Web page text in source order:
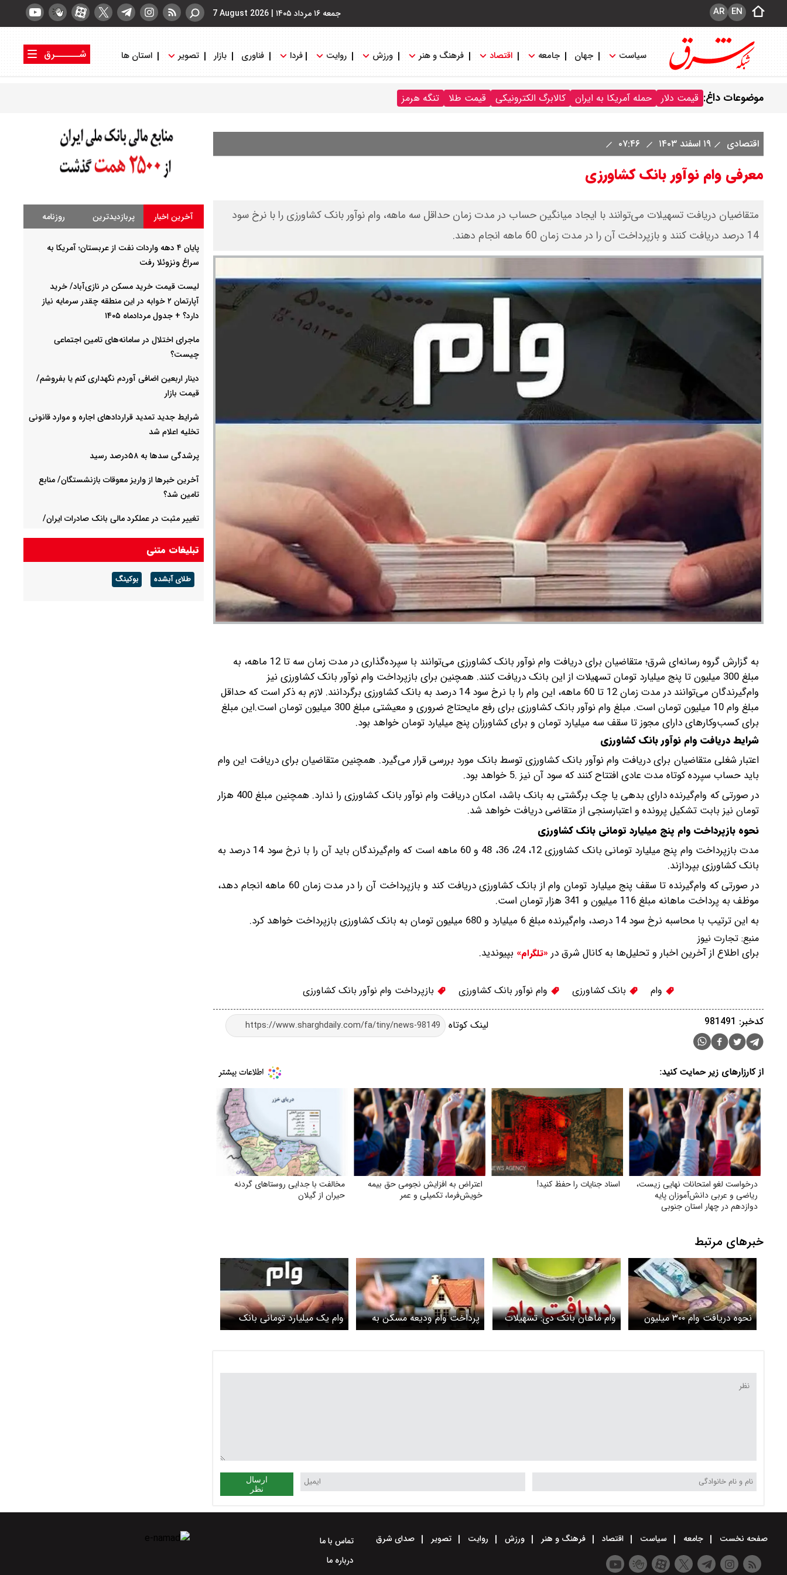
جمعه ۱۶ مرداد ۱۴۰۵ |
7 August 2026 EN
AR
سیاست جهان جامعه اقتصاد فرهنگ و هنر ورزش روایت فردا فناوری بازار تصویر استان ها
شــــــرق
موضوعات داغ: قیمت دلار حمله آمریکا به ایران کالابرگ الکترونیکی قیمت طلا تنگه هرمز
اقتصادی ۱۹ اسفند ۱۴۰۳
معرفی وام نوآور بانک کشاورزی
متقاضیان دریافت تسهیلات می‌توانند با ایجاد میانگین حساب در مدت زمان حداقل سه ماهه، وام نوآور بانک کشاورزی را با نرخ سود
14 درصد دریافت کنند و بازپرداخت آن را در مدت زمان 60 ماهه انجام دهند.
به گزارش گروه رسانه‌ای شرق؛ متقاضیان برای دریافت وام نوآور بانک کشاورزی می‌توانند با سپرده‌گذاری در مدت زمان سه تا 12 ماهه، به
مبلغ 300 میلیون تا پنج میلیارد تومان تسهیلات از این بانک دریافت کنند. همچنین برای بازپرداخت وام نوآور بانک کشاورزی نیز
وام‌گیرندگان می‌توانند در مدت زمان 12 تا 60 ماهه، این وام را با نرخ سود 14 درصد به بانک کشاورزی برگردانند. لازم به ذکر است که حداقل
مبلغ وام‌ 10 میلیون تومان است.
مبلغ وام نوآور بانک کشاورزی برای رفع مایحتاج ضروری و معیشتی مبلغ 300 میلیون تومان است.این مبلغ
برای کسب‌وکارهای دارای مجوز تا سقف سه میلیارد تومان و برای کشاورزان پنج میلیارد تومان خواهد بود.
شرایط دریافت وام نوآور بانک کشاورزی
اعتبار شغلی متقاضیان برای دریافت وام نوآور بانک کشاورزی توسط بانک مورد بررسی قرار می‌گیرد. همچنین متقاضیان برای دریافت این وام
باید حساب سپرده کوتاه مدت عادی افتتاح کنند که سود آن نیز .5 خواهد بود.
در صورتی که وام‌گیرنده دارای بدهی یا چک برگشتی به بانک باشد، امکان دریافت وام نوآور بانک کشاورزی را ندارد. همچنین مبلغ 400 هزار
تومان نیز بابت تشکیل پرونده و اعتبارسنجی از متقاضی دریافت خواهد شد.
نحوه بازپرداخت وام پنج میلیارد تومانی بانک کشاورزی
مدت بازپرداخت وام پنج میلیارد تومانی بانک کشاورزی 12، 24، 36، 48 و 60 ماهه است که وام‌گیرندگان باید آن را با نرخ سود 14 درصد به
بانک کشاورزی بپردازند.
در صورتی که وام‌گیرنده تا سقف پنج میلیارد تومان وام از بانک کشاورزی دریافت کند و بازپرداخت آن را در مدت زمان 60 ماهه انجام دهد،
موظف به پرداخت ماهانه مبلغ 116 میلیون و 341 هزار تومان است.
به این ترتیب با محاسبه نرخ سود 14 درصد، وام‌گیرنده مبلغ 6 میلیارد و 680 میلیون تومان به بانک کشاورزی بازپرداخت خواهد کرد.
منبع: تجارت نیوز
برای اطلاع از آخرین اخبار و تحلیل‌ها به کانال شرق در «تلگرام» بپیوندید.
وام بانک کشاورزی وام نوآور بانک کشاورزی بازپرداخت وام نوآور بانک کشاورزی
لینک کوتاه کدخبر: 981491
از کارزارهای زیر حمایت کنید:
درخواست لغو امتحانات نهایی زیست،
ریاضی و عربی دانش‌آموزان پایه
دوازدهم در چهار استان جنوبی
اسناد جنایات را حفظ کنید!
اعتراض به افزایش نجومی حق بیمه
خویش‌فرما، تکمیلی و عمر
مخالفت با جدایی روستاهای گردنه
حیران از گیلان
خبرهای مرتبط
نحوه دریافت وام ۳۰۰ میلیون
تومانی قرض‌الحسنه
وام ماهان بانک دی: تسهیلات
یک میلیارد تومانی با سود 12
پرداخت وام ودیعه مسکن به
دانشجویان
وام یک میلیارد تومانی بانک
دی+ جزئیات
ارسال
نظر
آخرین اخبار پربازدیدترین روزنامه
پایان ۴ دهه واردات نفت از عربستان؛ آمریکا به
سراغ ونزوئلا رفت
لیست قیمت خرید مسکن در نازی‌آباد/ خرید
آپارتمان ۲ خوابه در این منطقه چقدر سرمایه نیاز
دارد؟ + جدول مردادماه ۱۴۰۵
ماجرای اختلال در سامانه‌های تامین اجتماعی
چیست؟
دینار اربعین اضافی آوردم نگهداری کنم یا بفروشم/
قیمت بازار
شرایط جدید تمدید قراردادهای اجاره و موارد قانونی
تخلیه اعلام شد
پرشدگی سدها به ۵۸درصد رسید
آخرین خبرها از واریز معوقات بازنشستگان/ منابع
تامین شد؟
تغییر مثبت در عملکرد مالی بانک صادرات ایران/
شرط جدید بازنشستگی اعلام شد + جزئیات
تبلیغات متنی
طلای آبشده بوکینگ
صفحه نخست جامعه سیاست اقتصاد فرهنگ و هنر ورزش روایت تصویر صدای شرق
تماس با ما
درباره ما